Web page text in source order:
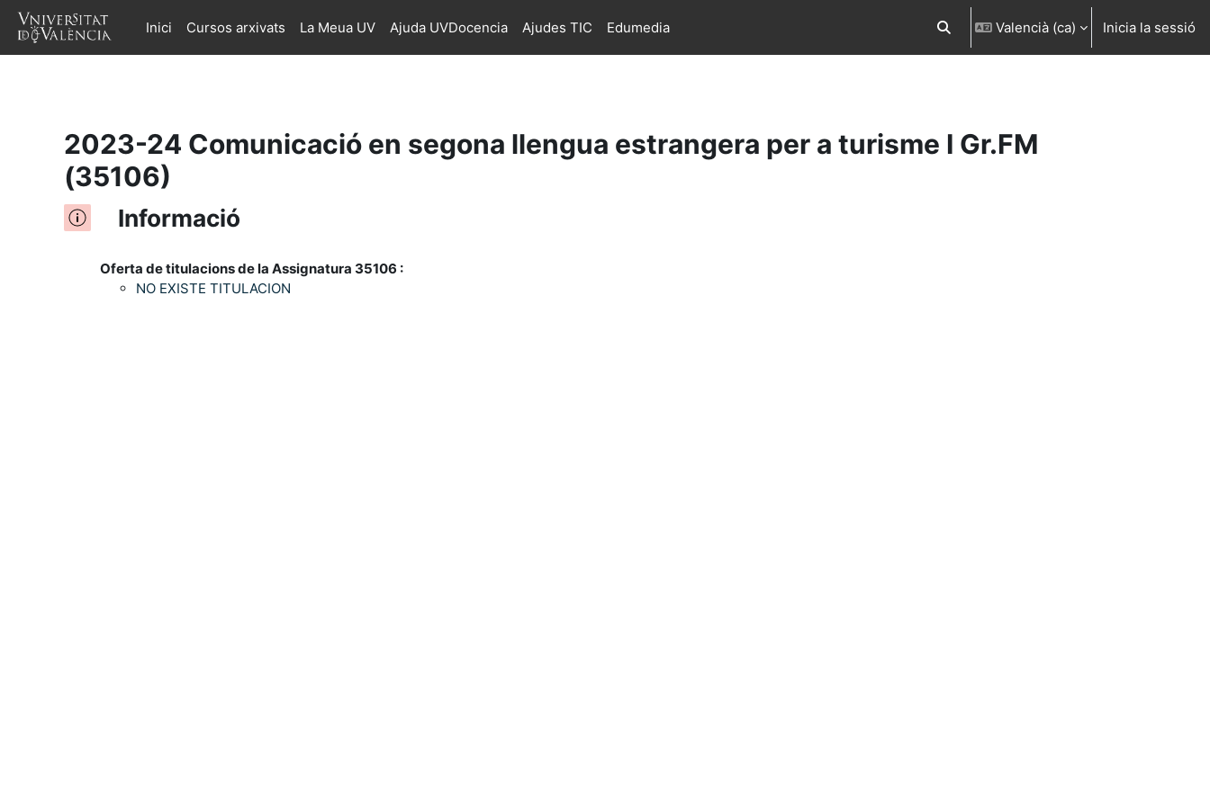
Ves al contingut principalInici Cursos arxivats La Meua UV Ajuda UVDocencia Ajudes TIC Edumedia Commuta l'entrada de la cerca
Valencià ‎(ca)‎ Inicia la sessió
2023-24 Comunicació en segona llengua estrangera per a turisme I Gr.FM
(35106)
Informació
Oferta de titulacions de la Assignatura 35106 :
NO EXISTE TITULACION